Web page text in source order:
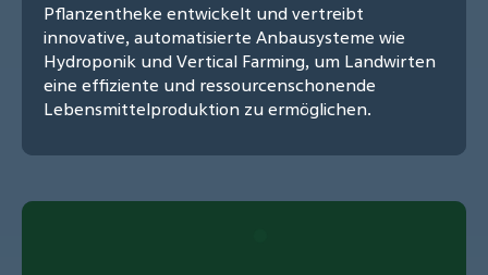
Pflanzentheke entwickelt und vertreibt
innovative, automatisierte Anbausysteme wie
Hydroponik und Vertical Farming, um Landwirten
eine effiziente und ressourcenschonende
Lebensmittelproduktion zu ermöglichen.